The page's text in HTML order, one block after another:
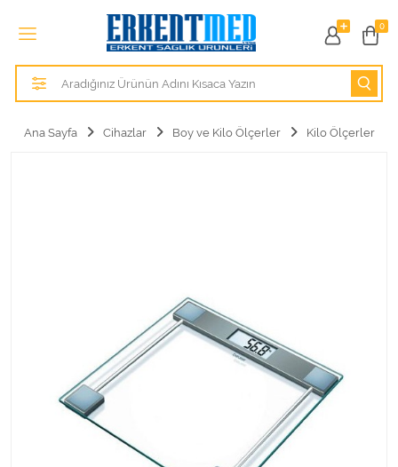
0
Tüm Kategoriler
Alezler
Kişisel Bakım ve Sağlık
Kişisel Bakım ve Sağlık
Ana Sayfa Cihazlar Boy ve Kilo Ölçerler Kilo Ölçerler